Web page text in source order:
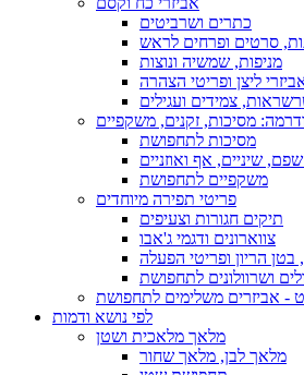
כתרים ושרביטים
סרטים ופרחים לראש
מניפות, שמשיה ונוצות
ליצן ופריטי הצהרה
צמידים ועגילים
ודרמה: מסיכות, זקנים, משקפיים
מסיכות לתחפושת
שפם, שיניים, אף ואוזניים
משקפיים לתחפושת
פריטי תפירה מיוחדים
תיקים חגורות וצעיפים
צווארונים ודגמי ג'אבו
בטן הריון ופריטי הפעלה
ושרוולונים לתחפושת
- אביזרים משלימים לתחפושת
לפי נושא ודמות
מלאך מלאכית ושטן
מלאך לבן, מלאך שחור